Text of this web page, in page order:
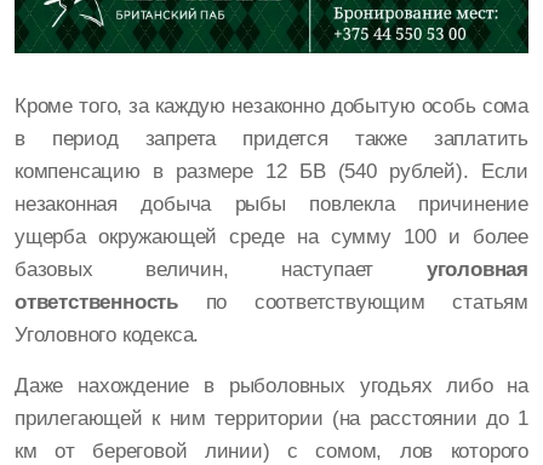
Кроме того, за каждую незаконно добытую особь сома
в период запрета придется также заплатить
компенсацию в размере 12 БВ (540 рублей). Если
незаконная добыча рыбы повлекла причинение
ущерба окружающей среде на сумму 100 и более
базовых величин, наступает уголовная
ответственность по соответствующим статьям
Уголовного кодекса.
Даже нахождение в рыболовных угодьях либо на
прилегающей к ним территории (на расстоянии до 1
км от береговой линии) с сомом, лов которого